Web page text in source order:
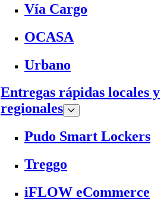
Vía Cargo
OCASA
Urbano
Entregas rápidas locales y
regionales
Pudo Smart Lockers
Treggo
iFLOW eCommerce